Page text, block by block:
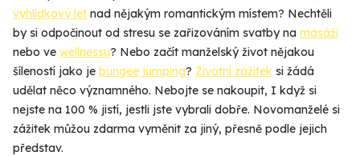
vyhlídkový let nad nějakým romantickým místem? Nechtěli
by si odpočinout od stresu se zařizováním svatby na masáži
nebo ve wellnessu? Nebo začít manželský život nějakou
šíleností jako je bungee jumping? Životní zážitek si žádá
udělat něco významného. Nebojte se nakoupit, I když si
nejste na 100 % jistí, jestli jste vybrali dobře. Novomanželé si
zážitek můžou zdarma vyměnit za jiný, přesně podle jejich
představ.